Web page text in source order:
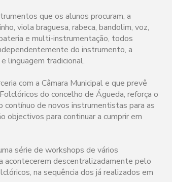
que os alunos procuram, a
viola braguesa, rabeca, bandolim, voz,
e multi-instrumentação, todos
do instrumento, a
linguagem tradicional.
com a Câmara Municipal e que prevê
do concelho de Águeda, reforça o
contínuo de novos instrumentistas para as
objectivos para continuar a cumprir em
série de workshops de vários
acontecerem descentralizadamente pelo
na sequência dos já realizados em